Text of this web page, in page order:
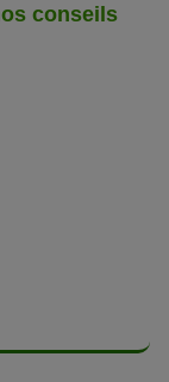
conseils